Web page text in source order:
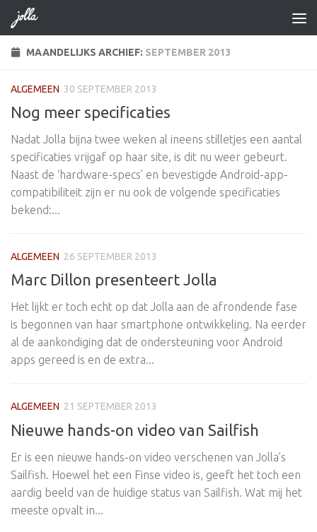
Doorgaan naar inhoud
MAANDELIJKS ARCHIEF: SEPTEMBER 2013
ALGEMEEN 30 SEPTEMBER 2013
Nog meer specificaties
Nadat Jolla bijna twee weken al ineens stilletjes een aantal
specificaties vrijgaf op haar site, is dit nu weer gebeurt.
Naast de ‘hardware-specs’ en bevestigde Android-app-
compatibiliteit zijn er nu ook de volgende specificaties
bekend:...
ALGEMEEN 26 SEPTEMBER 2013
Marc Dillon presenteert Jolla
Het lijkt er toch echt op dat Jolla aan de afrondende fase
is begonnen van haar smartphone ontwikkeling. Na eerder
al de aankondiging dat de ondersteuning voor Android
apps gereed is en de extra...
ALGEMEEN 21 SEPTEMBER 2013
Nieuwe hands-on video van Sailfish
Er is een nieuwe hands-on video verschenen van Jolla’s
Sailfish. Hoewel het een Finse video is, geeft het toch een
aardig beeld van de huidige status van Sailfish. Wat mij het
meeste opvalt in...